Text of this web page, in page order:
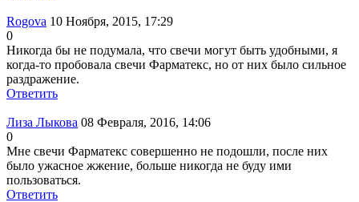
Rogova 10 Ноября, 2015, 17:29
0
Никогда бы не подумала, что свечи могут быть удобными, я
когда-то пробовала свечи Фарматекс, но от них было сильное
раздражение.
Ответить
Лиза Лыкова 08 Февраля, 2016, 14:06
0
Мне свечи Фарматекс совершенно не подошли, после них
было ужасное жжение, больше никогда не буду ими
пользоваться.
Ответить